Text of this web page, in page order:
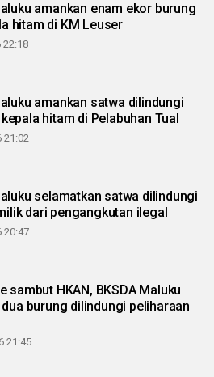
amankan enam ekor burung
hitam di KM Leuser
22:18
amankan satwa dilindungi
hitam di Pelabuhan Tual
21:02
selamatkan satwa dilindungi
dari pengangkutan ilegal
20:47
sambut HKAN, BKSDA Maluku
burung dilindungi peliharaan
21:45